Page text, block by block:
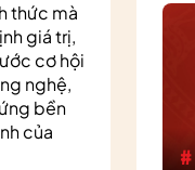
thức mà
giá trị,
cơ hội
nghệ,
bền
của
#